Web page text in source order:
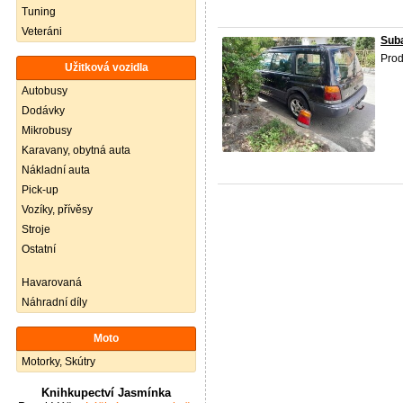
Tuning
Veteráni
Užitková vozidla
Autobusy
Dodávky
Mikrobusy
Karavany, obytná auta
Nákladní auta
Pick-up
Vozíky, přívěsy
Stroje
Ostatní
Havarovaná
Náhradní díly
Moto
Motorky, Skútry
Knihkupectví Jasmínka